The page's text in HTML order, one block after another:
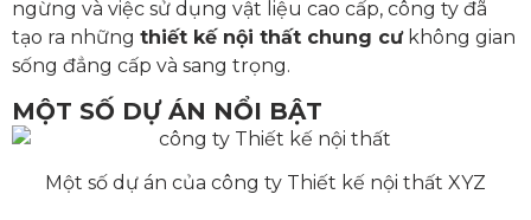
ngừng và việc sử dụng vật liệu cao cấp, công ty đã
tạo ra những thiết kế nội thất chung cưkhông gian
sống đẳng cấp và sang trọng.
MỘT SỐ DỰ ÁN NỔI BẬT
Một số dự án của công ty Thiết kế nội thất XYZ